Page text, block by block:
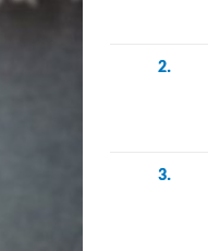
2.
3.